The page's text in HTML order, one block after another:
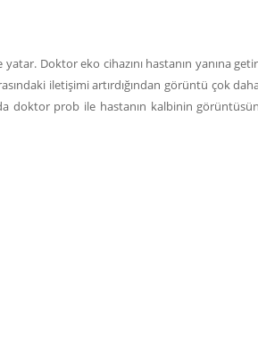
Doktor eko cihazını hastanın yanına
iletişimi artırdığından görüntü çok
doktor prob ile hastanın kalbinin